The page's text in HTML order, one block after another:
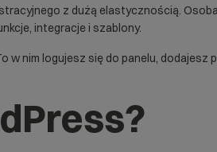
z dużą elastycznością.
integracje i szablony.
w nim logujesz się do panelu, dodajesz